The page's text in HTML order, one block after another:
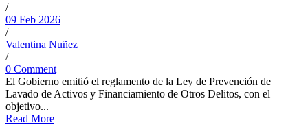
/
09 Feb 2026
/
Valentina Nuñez
/
0 Comment
El Gobierno emitió el reglamento de la Ley de Prevención de
Lavado de Activos y Financiamiento de Otros Delitos, con el
objetivo...
Read More